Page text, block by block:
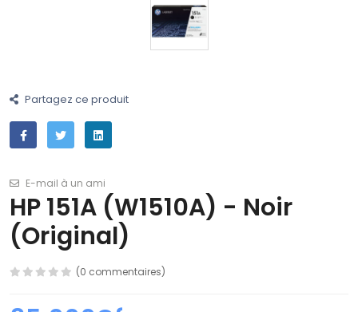
Partagez ce produit
E-mail à un ami
HP 151A (W1510A) - Noir
(Original)
(0 commentaires)